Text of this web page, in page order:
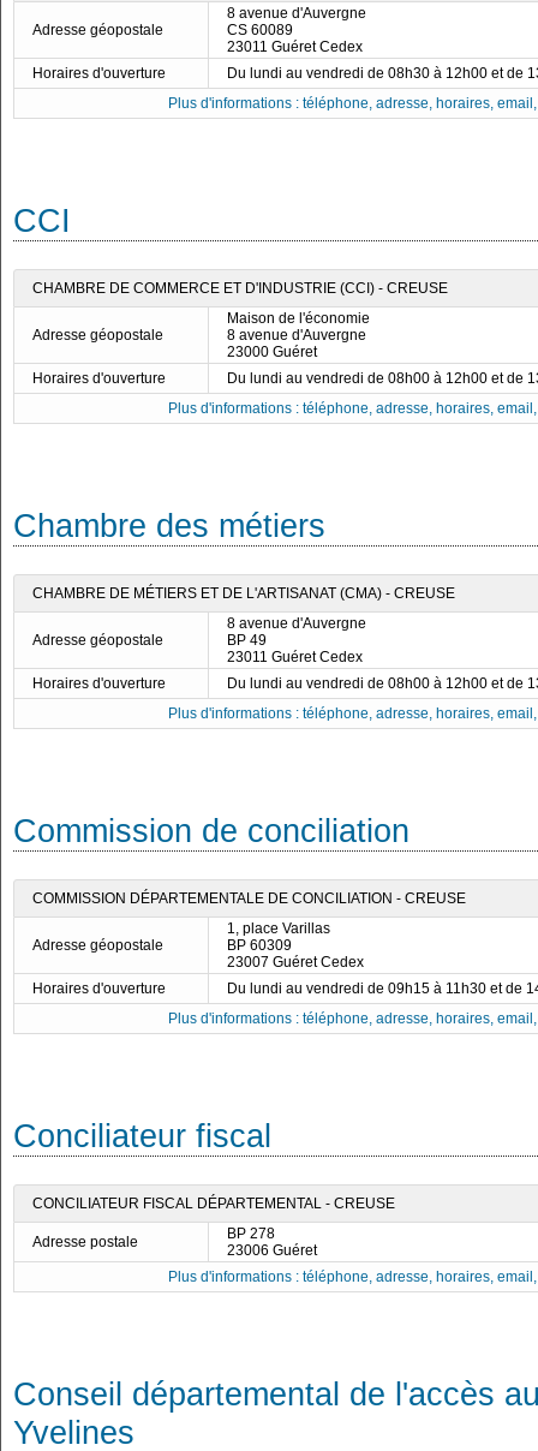
Adresse géopostale
8 avenue d'Auvergne
CS 60089
23011 Guéret Cedex
Horaires d'ouverture
Du lundi au vendredi de 08h30 à 12h00 et de
Plus d'informations : téléphone, adresse, horaires,
CCI
CHAMBRE DE COMMERCE ET D'INDUSTRIE (CCI) - CREUSE
Adresse géopostale
Maison de l'économie
8 avenue d'Auvergne
23000 Guéret
Horaires d'ouverture
Du lundi au vendredi de 08h00 à 12h00 et de
Plus d'informations : téléphone, adresse, horaires,
Chambre des métiers
CHAMBRE DE MÉTIERS ET DE L'ARTISANAT (CMA) - CREUSE
Adresse géopostale
8 avenue d'Auvergne
BP 49
23011 Guéret Cedex
Horaires d'ouverture
Du lundi au vendredi de 08h00 à 12h00 et de
Plus d'informations : téléphone, adresse, horaires,
Commission de conciliation
COMMISSION DÉPARTEMENTALE DE CONCILIATION - CREUSE
Adresse géopostale
1, place Varillas
BP 60309
23007 Guéret Cedex
Horaires d'ouverture
Du lundi au vendredi de 09h15 à 11h30 et de
Plus d'informations : téléphone, adresse, horaires,
Conciliateur fiscal
CONCILIATEUR FISCAL DÉPARTEMENTAL - CREUSE
Adresse postale
BP 278
23006 Guéret
Plus d'informations : téléphone, adresse, horaires,
Conseil départemental de l'accès
Yvelines